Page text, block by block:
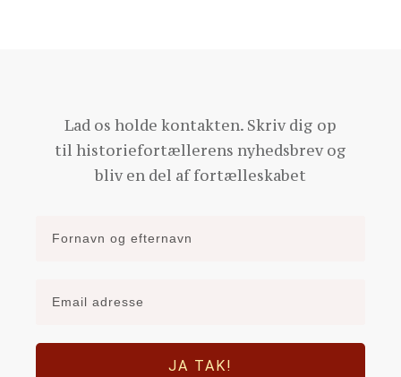
Lad os holde kontakten. Skriv dig op
til historiefortællerens nyhedsbrev og
bliv en del af fortælleskabet
JA TAK!